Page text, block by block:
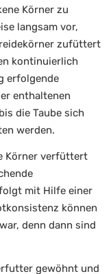
Körner zu
langsam vor,
zufüttert
kontinuierlich
erfolgende
enthaltenen
die Taube sich
werden.
Körner verfüttert
mit Hilfe einer
können
denn dann sind
gewöhnt und